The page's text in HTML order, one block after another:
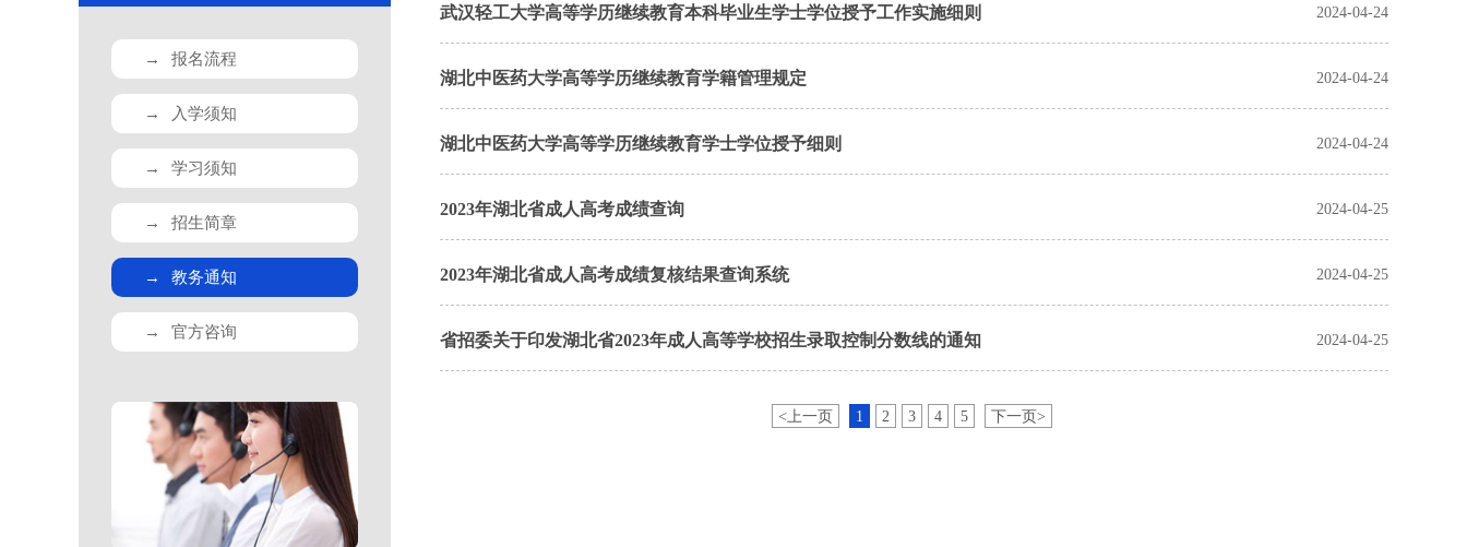
→ 报名流程
→ 入学须知
→ 学习须知
→ 招生简章
→ 教务通知
→ 官方咨询
武汉轻工大学高等学历继续教育本科毕业生学士学位授予工作实施细则 2024-04-24
湖北中医药大学高等学历继续教育学籍管理规定 2024-04-24
湖北中医药大学高等学历继续教育学士学位授予细则 2024-04-24
2023年湖北省成人高考成绩查询 2024-04-25
2023年湖北省成人高考成绩复核结果查询系统 2024-04-25
省招委关于印发湖北省2023年成人高等学校招生录取控制分数线的通知 2024-04-25
<上一页 1 2 3 4 5 下一页>